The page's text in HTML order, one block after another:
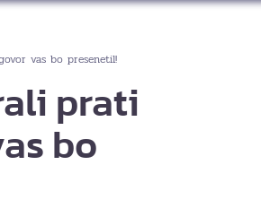
vas bo presenetil!
prati
bo